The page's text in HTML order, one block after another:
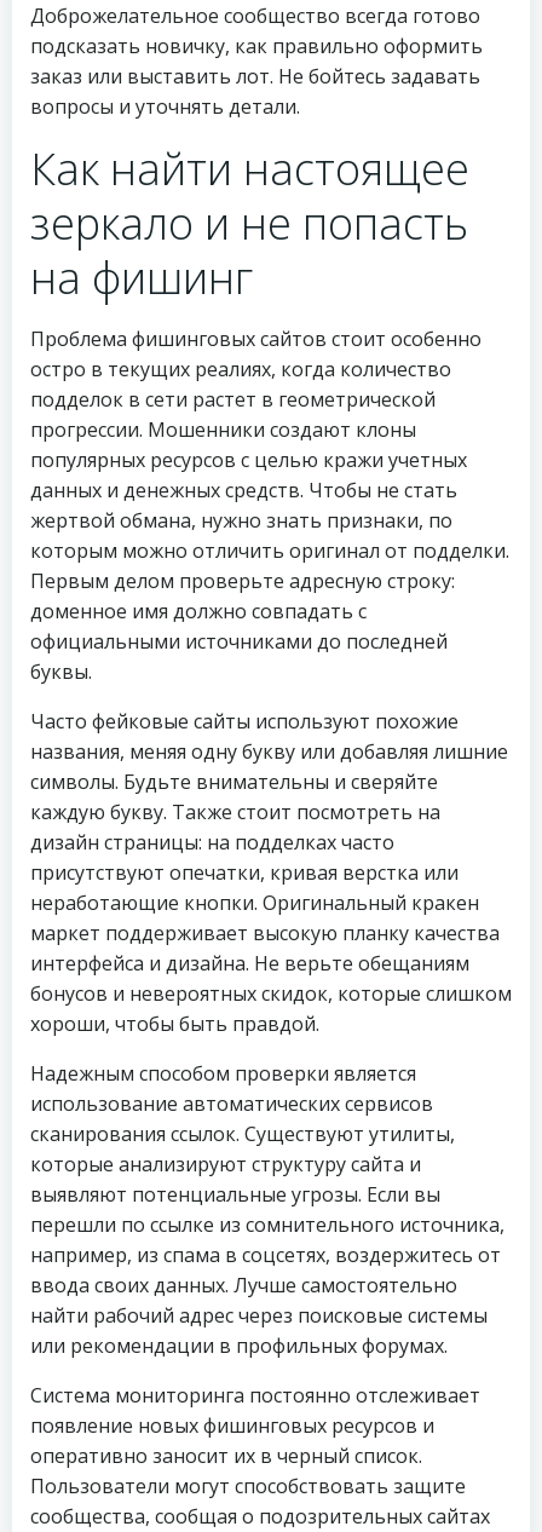
Доброжелательное сообщество всегда готово
подсказать новичку, как правильно оформить
заказ или выставить лот. Не бойтесь задавать
вопросы и уточнять детали.
Как найти настоящее
зеркало и не попасть
на фишинг
Проблема фишинговых сайтов стоит особенно
остро в текущих реалиях, когда количество
подделок в сети растет в геометрической
прогрессии. Мошенники создают клоны
популярных ресурсов с целью кражи учетных
данных и денежных средств. Чтобы не стать
жертвой обмана, нужно знать признаки, по
которым можно отличить оригинал от подделки.
Первым делом проверьте адресную строку:
доменное имя должно совпадать с
официальными источниками до последней
буквы.
Часто фейковые сайты используют похожие
названия, меняя одну букву или добавляя лишние
символы. Будьте внимательны и сверяйте
каждую букву. Также стоит посмотреть на
дизайн страницы: на подделках часто
присутствуют опечатки, кривая верстка или
неработающие кнопки. Оригинальный кракен
маркет поддерживает высокую планку качества
интерфейса и дизайна. Не верьте обещаниям
бонусов и невероятных скидок, которые слишком
хороши, чтобы быть правдой.
Надежным способом проверки является
использование автоматических сервисов
сканирования ссылок. Существуют утилиты,
которые анализируют структуру сайта и
выявляют потенциальные угрозы. Если вы
перешли по ссылке из сомнительного источника,
например, из спама в соцсетях, воздержитесь от
ввода своих данных. Лучше самостоятельно
найти рабочий адрес через поисковые системы
или рекомендации в профильных форумах.
Система мониторинга постоянно отслеживает
появление новых фишинговых ресурсов и
оперативно заносит их в черный список.
Пользователи могут способствовать защите
сообщества, сообщая о подозрительных сайтах